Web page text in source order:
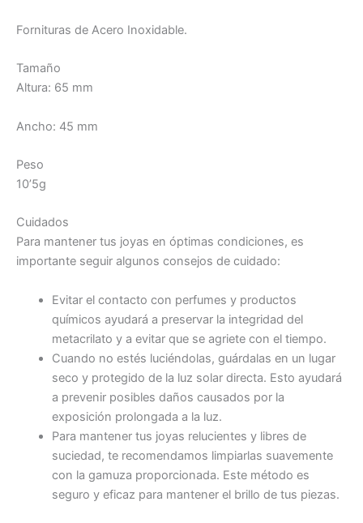
Fornituras de Acero Inoxidable.
Tamaño
Altura: 65 mm
Ancho: 45 mm
Peso
10’5g
Cuidados
Para mantener tus joyas en óptimas condiciones, es
importante seguir algunos consejos de cuidado:
Evitar el contacto con perfumes y productos
químicos ayudará a preservar la integridad del
metacrilato y a evitar que se agriete con el tiempo.
Cuando no estés luciéndolas, guárdalas en un lugar
seco y protegido de la luz solar directa. Esto ayudará
a prevenir posibles daños causados por la
exposición prolongada a la luz.
Para mantener tus joyas relucientes y libres de
suciedad, te recomendamos limpiarlas suavemente
con la gamuza proporcionada. Este método es
seguro y eficaz para mantener el brillo de tus piezas.